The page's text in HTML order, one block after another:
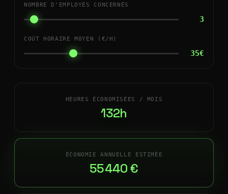
NOMBRE D'EMPLOYÉS CONCERNÉS
3
COÛT HORAIRE MOYEN (€/H)
35€
HEURES ÉCONOMISÉES / MOIS
132h
ÉCONOMIE ANNUELLE ESTIMÉE
55 440 €